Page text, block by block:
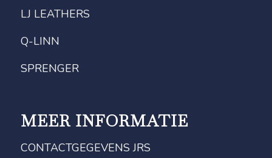
LJ LEATHERS
Q-LINN
SPRENGER
MEER INFORMATIE
CONTACTGEGEVENS JRS